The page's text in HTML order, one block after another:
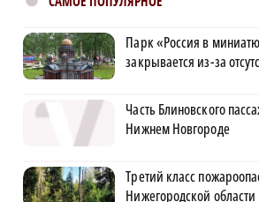
Парк «Россия в
закрывается из-за
Часть Блиновского
Нижнем Новгороде
Третий класс
Нижегородской области